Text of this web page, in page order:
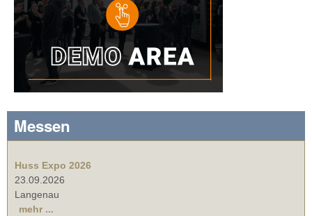
Messen
Huss Expo 2026
23.09.2026
Langenau
mehr ...